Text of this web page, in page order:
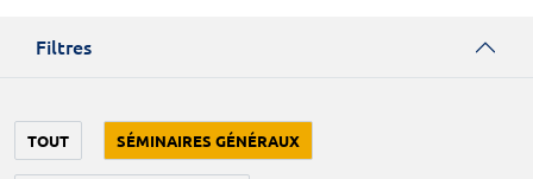
Filtres
TOUT SÉMINAIRES GÉNÉRAUX